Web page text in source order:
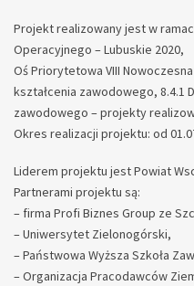
Projekt realizowany jest w
Operacyjnego – Lubuskie 2020,
Oś Priorytetowa VIII
kształcenia zawodowego, 8.4.1
zawodowego – projekty
Okres realizacji projektu: od
Liderem projektu jest Powiat
Partnerami projektu są:
– firma Profi Biznes Group ze
– Uniwersytet Zielonogórski,
– Państwowa Wyższa Szkoła
– Organizacja Pracodawców